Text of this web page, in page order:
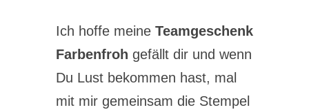
Ich hoffe meine Teamgeschenk
Farbenfroh gefällt dir und wenn
Du Lust bekommen hast, mal
mit mir gemeinsam die Stempel